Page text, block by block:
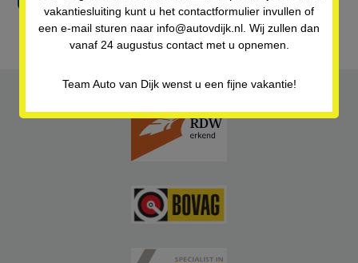
vakantiesluiting kunt u het contactformulier invullen of
een e-mail sturen naar info@autovdijk.nl. Wij zullen dan
vanaf 24 augustus contact met u opnemen.
Team Auto van Dijk wenst u een fijne vakantie!